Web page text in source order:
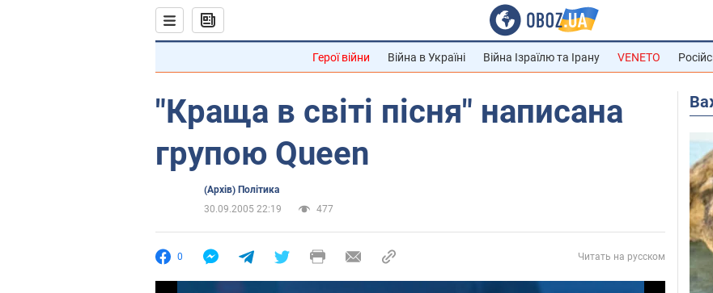
Герої війни Війна в Україні Війна Ізраїлю та Ірану VENETO
"Краща в світі пісня" написана
групою Queen
(Архів) Політика
30.09.2005 22:19
477
0 Читать на русском